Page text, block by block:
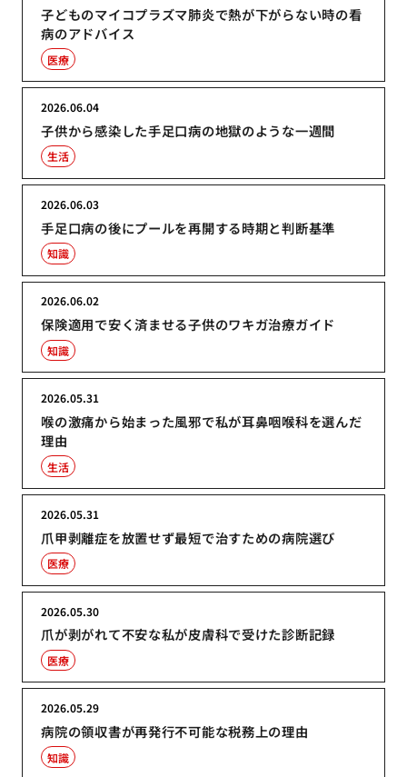
子どものマイコプラズマ肺炎で熱が下がらない時の看
病のアドバイス
医療
子供から感染した手足口病の地獄のような一週間
2026.06.04
生活
手足口病の後にプールを再開する時期と判断基準
2026.06.03
知識
保険適用で安く済ませる子供のワキガ治療ガイド
2026.06.02
知識
喉の激痛から始まった風邪で私が耳鼻咽喉科を選んだ
理由
2026.05.31
生活
爪甲剥離症を放置せず最短で治すための病院選び
2026.05.31
医療
爪が剥がれて不安な私が皮膚科で受けた診断記録
2026.05.30
医療
病院の領収書が再発行不可能な税務上の理由
2026.05.29
知識